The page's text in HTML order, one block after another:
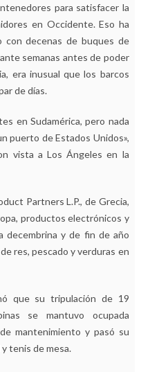
para satisfacer la
en Occidente. Eso ha
decenas de buques de
semanas antes de poder
era inusual que los barcos
de días.
en Sudamérica, pero nada
puerto de Estados Unidos»,
vista a Los Ángeles en la
Partners L.P., de Grecia,
productos electrónicos y
decembrina y de fin de año
res, pescado y verduras en
que su tripulación de 19
se mantuvo ocupada
mantenimiento y pasó su
tenis de mesa.